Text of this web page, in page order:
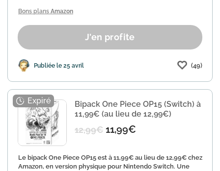
Bons plans Amazon
J'en profite
Publiée le 25 avril (49)
Bipack One Piece OP15 (Switch) à
11,99€ (au lieu de 12,99€)
12,99€ 11,99€
Le bipack One Piece OP15 est à 11,99€ au lieu de 12,99€ chez
Amazon, en version physique pour Nintendo Switch. Une